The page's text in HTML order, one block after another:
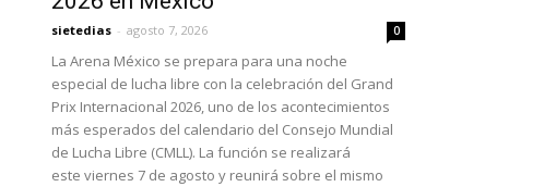
sietedias - agosto 7, 2026 0
La Arena México se prepara para una noche
especial de lucha libre con la celebración del Grand
Prix Internacional 2026, uno de los acontecimientos
más esperados del calendario del Consejo Mundial
de Lucha Libre (CMLL). La función se realizará
este viernes 7 de agosto y reunirá sobre el mismo